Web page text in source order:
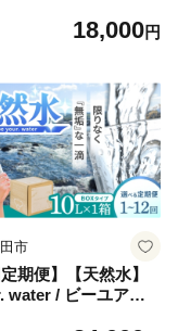
蓄 防災 天然水 日田
18,000円
市
定期便】【天然水】
water / ビーユアウ